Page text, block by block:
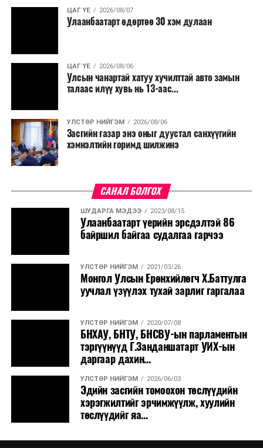
ЦАГ ҮЕ 2026/08/07
Улаанбаатарт өдөртөө 30 хэм дулаан
ЦАГ ҮЕ 2026/08/06
Улсын чанартай хатуу хучилттай авто замын
талаас илүү хувь нь 13-аас...
УЛСТӨР НИЙГЭМ 2026/08/06
Засгийн газар энэ оныг дуустал санхүүгийн
хэмнэлтийн горимд шилжинэ
САНАЛ БОЛГОХ
ШУДАРГА МЭДЭЭ 2023/08/15
Улаанбаатарт үерийн эрсдэлтэй 86
байршил байгаа судалгаа гарчээ
УЛСТӨР НИЙГЭМ 2021/03/26
Монгол Улсын Ерөнхийлөгч Х.Баттулга
уучлал үзүүлэх тухай зарлиг гаргалаа
УЛСТӨР НИЙГЭМ 2020/07/08
БНХАУ, БНТУ, БНСВУ-ын парламентын
тэргүүнүүд Г.Занданшатарт УИХ-ын
даргаар дахин...
УЛСТӨР НИЙГЭМ 2026/06/03
Эдийн засгийн томоохон төслүүдийн
хэрэгжилтийг эрчимжүүлж, хуулийн
төслүүдийг яа...